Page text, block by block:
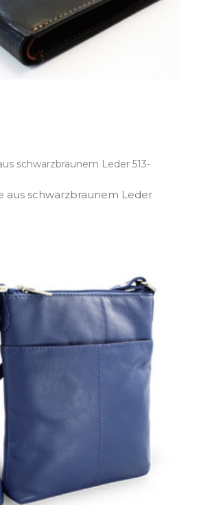
schwarzbraunem Leder 513-
aus schwarzbraunem Leder